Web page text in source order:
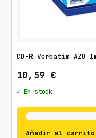
CD-R Verbatim AZO
10,59 €
✓ En stock
Añadir al carrito